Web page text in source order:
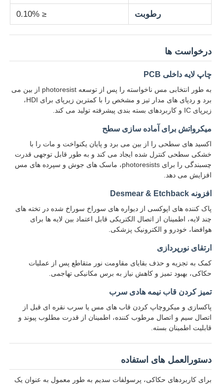
رطوبت ≤ 0.10%
درخواست ها
چاپ لایه داخلی PCB
به طور انتخابی مس ناخواسته را پس از توسعه photoresist از بین می
برد و ردپای های مدار تیز و مشخص را با کمترین زیرپای برای HDI،
زیرپای IC و کاربردهای بسته بندی پیشرفته تولید می کند.
میکرواتش برای آماده سازی سطح
اکسید های سطحی را از بین می برد و پایان یکنواخت و مات را با
خشکی سطحی کنترل شده ایجاد می کند و به طور قابل توجهی قدرت
چسبندگی را برای photoresists، ماسک های جوش و سپرده های مس
افزایش می دهد.
افزونه Desmear & Etchback
پاک کننده های اپوکسی از دیواره های سوراخ سوراخ شده در تخته های
چند لایه، اطمینان از اتصال الکتریکی قابل اعتماد بین لایه ها برای
هوافضا، خودرو و الکترونیک پزشکی.
ارتقای نورپردازی
کمک به تجزیه و حذف بقایای مقاومت نور متقاطع پس از عملیات
حکاکی، بهبود تمیز و کاهش نیاز به برس مکانیکی تهاجمی.
تمیز کردن قاب نیمه هادی سرب
پاکسازی و میکروچاپ کردن قاب های مس یا سرب نقره ای قبل از
اتصال سیم و اتصال مرطوب کننده، اطمینان از قدرت مطلوب پیوند و
قابلیت اطمینان بسته.
دستورالعمل های استفاده
برای کاربردهای حکاکی، پرسولفات سدیم به طور معمول به عنوان یک